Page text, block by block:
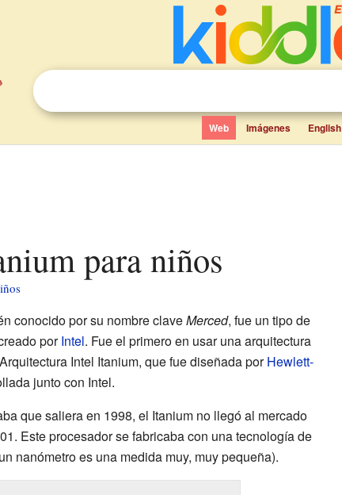
Web Imágenes English
para niños
conocido por su nombre claveMerced, fue un tipo de
porIntel. Fue el primero en usar una arquitectura
Intel Itanium, que fue diseñada porHewlett-
junto con Intel.
que saliera en 1998, el Itanium no llegó al mercado
Este procesador se fabricaba con una tecnología de
nanómetro es una medida muy, muy pequeña).